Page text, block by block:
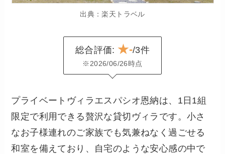
出典：楽天トラベル
総合評価: ★-/3件
※2026/06/26時点
プライベートヴィラエスパシオ恩納は、1日1組
限定で利用できる贅沢な貸切ヴィラです。小さ
なお子様連れのご家族でも気兼ねなく過ごせる
和室を備えており、自宅のような安心感の中で